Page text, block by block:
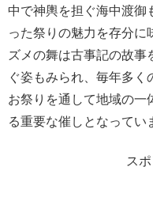
中で神輿を担ぐ海中渡御
った祭りの魅力を存分に
ズメの舞は古事記の故事
ぐ姿もみられ、毎年多く
お祭りを通して地域の一
る重要な催しとなってい
ス